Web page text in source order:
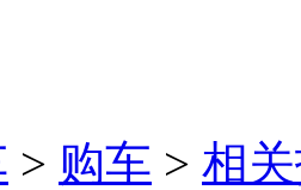
> 购车 > 相